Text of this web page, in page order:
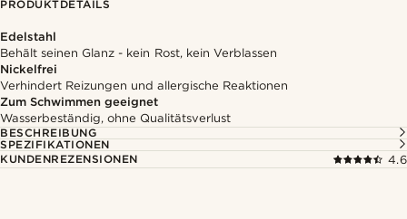
PRODUKTDETAILS
Edelstahl
Behält seinen Glanz - kein Rost, kein Verblassen
Nickelfrei
Verhindert Reizungen und allergische Reaktionen
Zum Schwimmen geeignet
Wasserbeständig, ohne Qualitätsverlust
BESCHREIBUNG
SPEZIFIKATIONEN
KUNDENREZENSIONEN
4.6